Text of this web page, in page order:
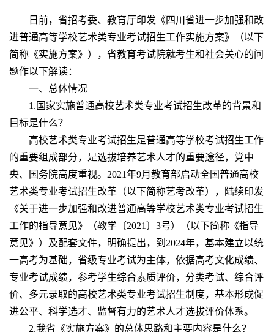
日前，省招考委、教育厅印发《四川省进一步加强和改
进普通高等学校艺术类专业考试招生工作实施方案》（以下
简称《实施方案》），省教育考试院就考生和社会关心的问
题作以下解读：
一、总体情况
1.国家实施普通高校艺术类专业考试招生改革的背景和
目标是什么？
高校艺术类专业考试招生是普通高等学校考试招生工作
的重要组成部分，是选拔培养艺术人才的重要途径，党中
央、国务院高度重视。2021年9月教育部启动全国普通高校
艺术类专业考试招生改革（以下简称艺考改革），陆续印发
《关于进一步加强和改进普通高等学校艺术类专业考试招生
工作的指导意见》（教学〔2021〕3号）（以下简称《指导
意见》）及配套文件，明确提出，到2024年，基本建立以统
一高考为基础，省级专业考试为主体，依据高考文化成绩、
专业考试成绩，参考学生综合素质评价，分类考试、综合评
价、多元录取的高校艺术类专业考试招生制度，基本形成促
进公平、科学选才、监督有力的艺术人才选拔评价体系。
2.我省《实施方案》的总体思路和主要内容是什么？